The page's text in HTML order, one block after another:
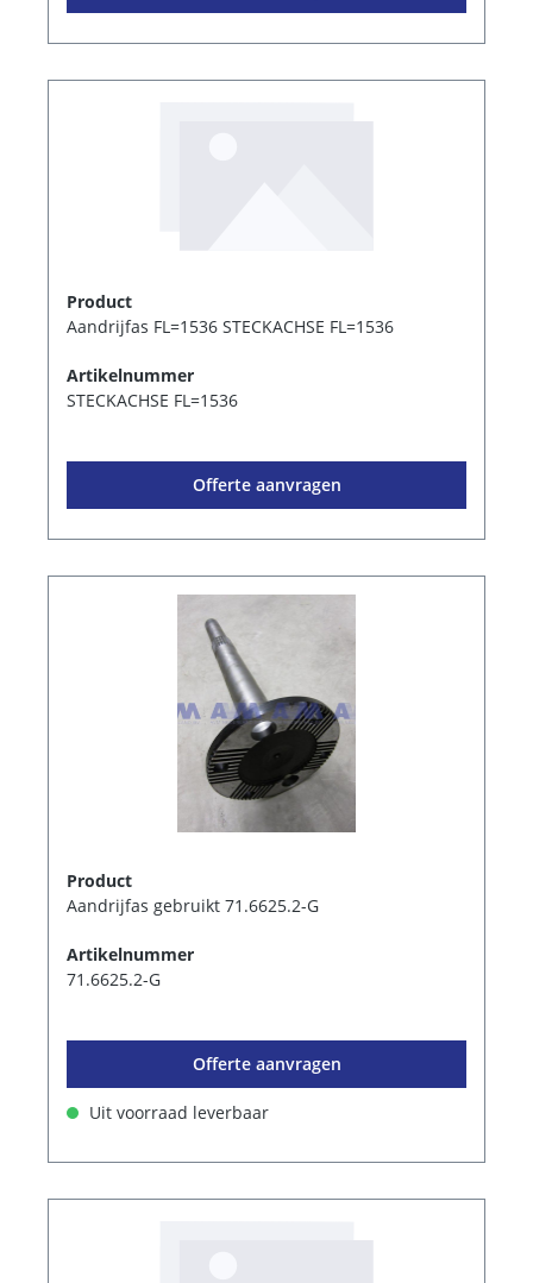
Product
Aandrijfas FL=1536 STECKACHSE FL=1536
Artikelnummer
STECKACHSE FL=1536
Offerte aanvragen
Product
Aandrijfas gebruikt 71.6625.2-G
Artikelnummer
71.6625.2-G
Offerte aanvragen
Uit voorraad leverbaar